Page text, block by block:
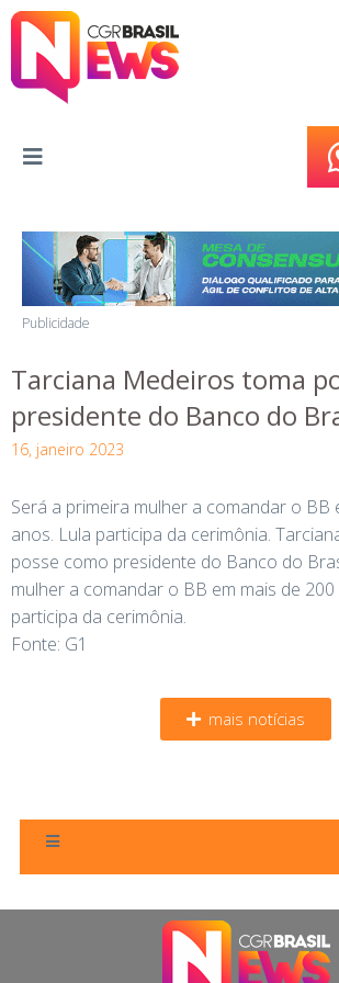
Publicidade
Tarciana Medeiros toma
presidente do Banco do
16, janeiro 2023
Será a primeira mulher a comandar o BB
anos. Lula participa da cerimônia.
posse como presidente do Banco do
mulher a comandar o BB em mais de 200
participa da cerimônia.
Fonte: G1
mais notícias